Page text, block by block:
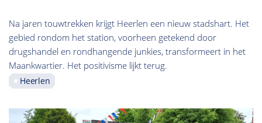
Na jaren touwtrekken krijgt Heerlen een nieuw stadshart. Het
gebied rondom het station, voorheen getekend door
drugshandel en rondhangende junkies, transformeert in het
Maankwartier. Het positivisme lijkt terug.
Heerlen